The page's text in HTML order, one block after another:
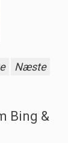
Næste
Bing &